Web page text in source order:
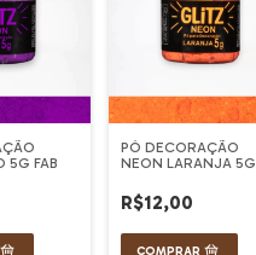
5G FAB
PÓ DECORAÇÃO
NEON LARANJA 5G
R$12,00